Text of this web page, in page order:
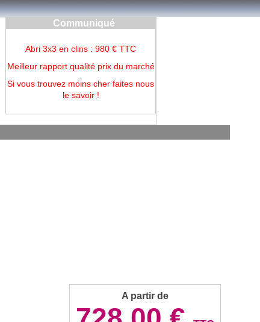
Communiqué
Abri 3x3 en clins : 980 € TTC
Meilleur rapport qualité prix du marché
Si vous trouvez moins cher faites nous
le savoir !
A partir de